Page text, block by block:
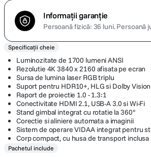
Informații garanție
Persoană fizică: 36 luni.Persoană
Specificații cheie
Luminozitate de 1700 lumeni ANSI
Rezolutie 4K 3840 x 2160 afisata pe ecran
Sursa de lumina laser RGB triplu
Suport pentru HDR10+, HLG si Dolby Vision
Raport de proiectie 1.0 - 1.3:1
Conectivitate HDMI 2.1, USB-A 3.0 si Wi-Fi
Stand gimbal integrat cu rotatie la 360°
Corectie si aliniere automata a imaginii
Sistem de operare VIDAA integrat pentru
Corp compact, cu husa de transport inclusa
Pachetul include